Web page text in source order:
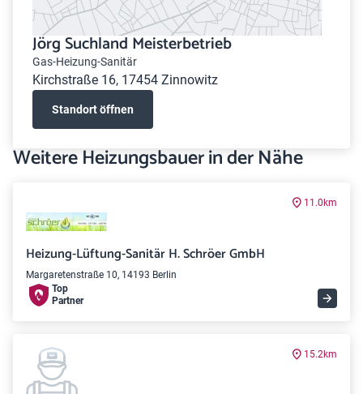
Jörg Suchland Meisterbetrieb
Gas-Heizung-Sanitär
Kirchstraße 16, 17454 Zinnowitz
Standort öffnen
Weitere Heizungsbauer in der Nähe
11.0km
Heizung-Lüftung-Sanitär H. Schröer GmbH
Margaretenstraße 10, 14193 Berlin
Top
Partner
15.2km